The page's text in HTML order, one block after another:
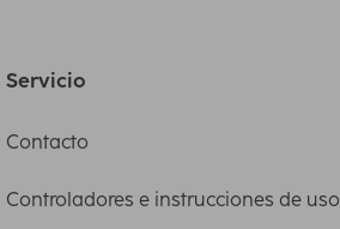
Servicio
Contacto
Controladores e instrucciones de uso